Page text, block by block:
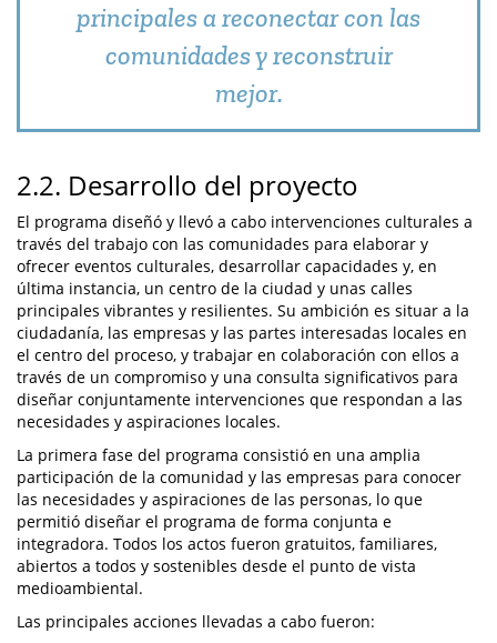
principales a reconectar con las
comunidades y reconstruir
mejor.
2.2. Desarrollo del proyecto
El programa diseñó y llevó a cabo intervenciones culturales a
través del trabajo con las comunidades para elaborar y
ofrecer eventos culturales, desarrollar capacidades y, en
última instancia, un centro de la ciudad y unas calles
principales vibrantes y resilientes. Su ambición es situar a la
ciudadanía, las empresas y las partes interesadas locales en
el centro del proceso, y trabajar en colaboración con ellos a
través de un compromiso y una consulta significativos para
diseñar conjuntamente intervenciones que respondan a las
necesidades y aspiraciones locales.
La primera fase del programa consistió en una amplia
participación de la comunidad y las empresas para conocer
las necesidades y aspiraciones de las personas, lo que
permitió diseñar el programa de forma conjunta e
integradora. Todos los actos fueron gratuitos, familiares,
abiertos a todos y sostenibles desde el punto de vista
medioambiental.
Las principales acciones llevadas a cabo fueron: